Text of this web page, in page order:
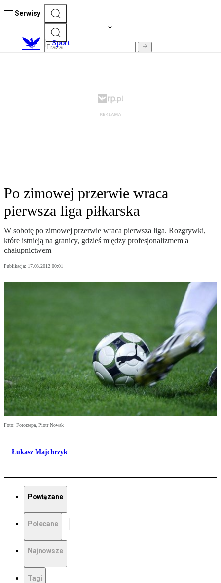
Serwisy
Sport
Po zimowej przerwie wraca
pierwsza liga piłkarska
W sobotę po zimowej przerwie wraca pierwsza liga. Rozgrywki,
które istnieją na granicy, gdzieś między profesjonalizmem a
chałupnictwem
Publikacja: 17.03.2012 00:01
Foto: Fotorzepa, Piotr Nowak
Łukasz Majchrzyk
Powiązane
Polecane
Najnowsze
Tagi